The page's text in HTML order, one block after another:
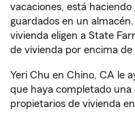
vacaciones, está
guardados en un
vivienda eligen a State
de vivienda por encima
Yeri Chu en Chino, CA le
que haya completado una
propietarios de vivienda